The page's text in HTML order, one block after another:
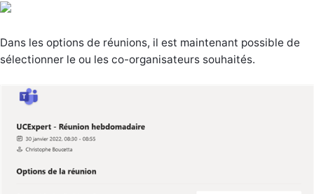
Dans les options de réunions, il est maintenant possible de
sélectionner le ou les co-organisateurs souhaités.